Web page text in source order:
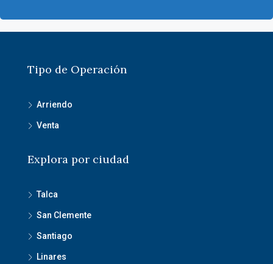
Tipo de Operación
Arriendo
Venta
Explora por ciudad
Talca
San Clemente
Santiago
Linares